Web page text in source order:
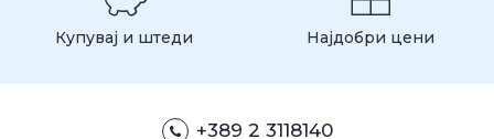
Купувај и штеди Најдобри цени
+389 2 3118140